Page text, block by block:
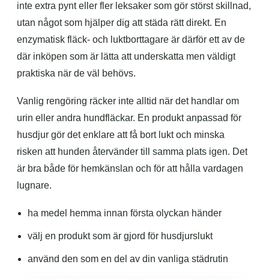
inte extra pynt eller fler leksaker som gör störst skillnad,
utan något som hjälper dig att städa rätt direkt. En
enzymatisk fläck- och luktborttagare är därför ett av de
där inköpen som är lätta att underskatta men väldigt
praktiska när de väl behövs.
Vanlig rengöring räcker inte alltid när det handlar om
urin eller andra hundfläckar. En produkt anpassad för
husdjur gör det enklare att få bort lukt och minska
risken att hunden återvänder till samma plats igen. Det
är bra både för hemkänslan och för att hålla vardagen
lugnare.
ha medel hemma innan första olyckan händer
välj en produkt som är gjord för husdjurslukt
använd den som en del av din vanliga städrutin